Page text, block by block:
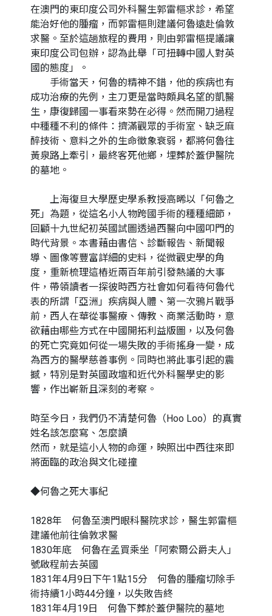
在澳門的東印度公司外科醫生郭雷樞求診，希望
能治好他的腫瘤，而郭雷樞則建議何魯遠赴倫敦
求醫。至於這趟旅程的費用，則由郭雷樞提議讓
東印度公司包辦，認為此舉「可扭轉中國人對英
國的態度」。
手術當天，何魯的精神不錯，他的疾病也有
成功治療的先例，主刀更是當時頗具名望的凱醫
生，康復歸國一事看來勢在必得。然而開刀過程
中種種不利的條件：擠滿觀眾的手術室、缺乏麻
醉技術、意料之外的生命徵象衰弱，都將何魯往
黃泉路上牽引，最終客死他鄉，埋葬於蓋伊醫院
的墓地。
上海復旦大學歷史學系教授高晞以「何魯之
死」為題，從這名小人物跨國手術的種種細節，
回顧十九世紀初英國試圖透過西醫向中國叩門的
時代背景。本書藉由書信、診斷報告、新聞報
導、圖像等豐富詳細的史料，從微觀史學的角
度，重新梳理這樁近兩百年前引發熱議的大事
件，帶領讀者一探彼時西方社會如何看待何魯代
表的所謂「亞洲」疾病與人體、第一次鴉片戰爭
前，西人在華從事醫療、傳教、商業活動時，意
欲藉由哪些方式在中國開拓利益版圖，以及何魯
的死亡究竟如何從一場失敗的手術搖身一變，成
為西方的醫學慈善事例。同時也將此事引起的震
撼，特別是對英國政壇和近代外科醫學史的影
響，作出嶄新且深刻的考察。
時至今日，我們仍不清楚何魯（Hoo Loo）的真實
姓名該怎麼寫、怎麼讀
然而，就是這小人物的命運，映照出中西往來即
將面臨的政治與文化碰撞
◆何魯之死大事紀
1828年 何魯至澳門眼科醫院求診，醫生郭雷樞
建議他前往倫敦求醫
1830年底 何魯在孟買乘坐「阿索爾公爵夫人」
號啟程前去英國
1831年4月9日下午1點15分 何魯的腫瘤切除手
術持續1小時44分鐘，以失敗告終
1831年4月19日 何魯下葬於蓋伊醫院的墓地